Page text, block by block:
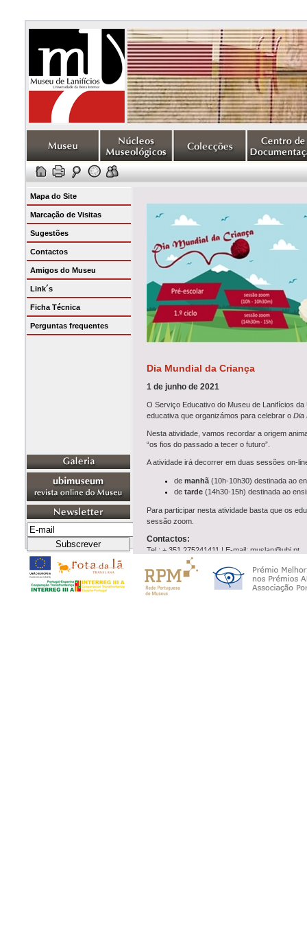
Mapa do Site
Marcação de Visitas
Sugestões
Contactos
Amigos do Museu
Link´s
Ficha Técnica
Perguntas frequentes
Dia Mundial da Criança
1 de junho de 2021
O Serviço Educativo do Museu de Lanifícios
educativa que organizámos para celebrar o Dia
Nesta atividade, vamos recordar a origem
“os fios do passado a tecer o futuro”.
A atividade irá decorrer em duas sessões on-
de manhã (10h-10h30) destinada ao
de tarde (14h30-15h) destinada ao
Para participar nesta atividade basta que os
sessão zoom.
Contactos:
Tel.: + 351 275241411 | E-mail: muslan@ubi.pt
Facebook.com/museu.delanificios |